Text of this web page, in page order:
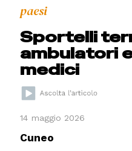
paesi
Sportelli
ambulatori
medici
14 maggio 2026
Cuneo